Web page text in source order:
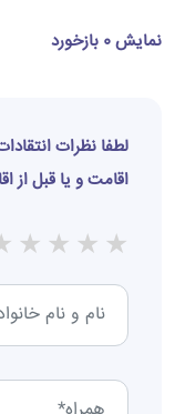
نمایش 0 بازخورد
لطفا نظرات
اقامت و یا قبل از
★
★
★
★